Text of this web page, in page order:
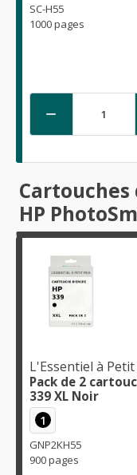
SC-H55
1000 pages

Cartouches
HP
L'Essentiel à
Pack de 2
339 XL Noir
1
GNP2KH55
900 pages